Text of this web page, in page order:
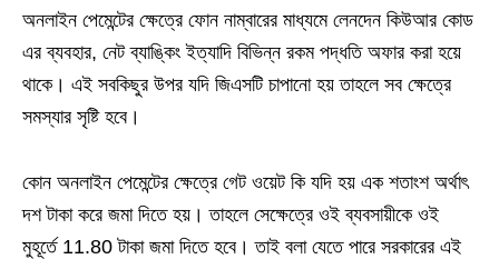
অনলাইন পেমেন্টের ক্ষেত্রে ফোন নাম্বারের মাধ্যমে লেনদেন কিউআর কোড
এর ব্যবহার, নেট ব্যাঙ্কিং ইত্যাদি বিভিন্ন রকম পদ্ধতি অফার করা হয়ে
থাকে। এই সবকিছুর উপর যদি জিএসটি চাপানো হয় তাহলে সব ক্ষেত্রে
সমস্যার সৃষ্টি হবে।
কোন অনলাইন পেমেন্টের ক্ষেত্রে গেট ওয়েট কি যদি হয় এক শতাংশ অর্থাৎ
দশ টাকা করে জমা দিতে হয়। তাহলে সেক্ষেত্রে ওই ব্যবসায়ীকে ওই
মুহূর্তে 11.80 টাকা জমা দিতে হবে। তাই বলা যেতে পারে সরকারের এই